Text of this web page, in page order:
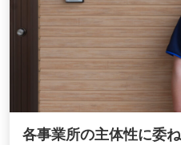
各事業所の主体性に委